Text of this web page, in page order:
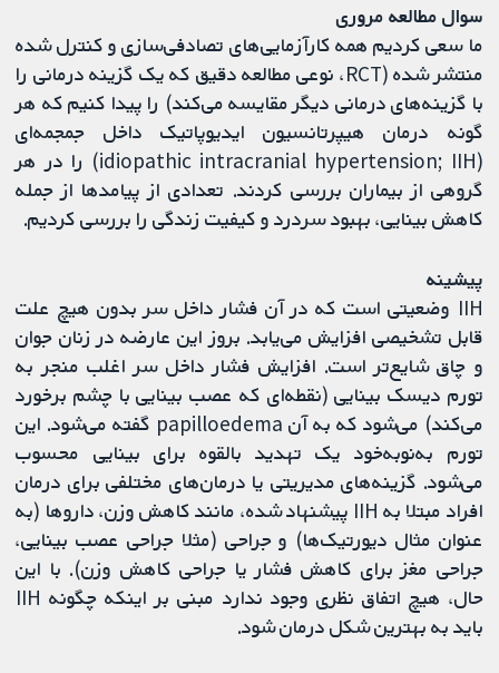
سوال مطالعه مروری
ما سعی کردیم همه کارآزمایی‌های تصادفی‌سازی و کنترل شده
منتشر شده (RCT، نوعی مطالعه دقیق که یک گزینه درمانی را
با گزینه‌های درمانی دیگر مقایسه می‌کند) را پیدا کنیم که هر
گونه درمان هیپرتانسیون ایدیوپاتیک داخل جمجمه‌ای
(idiopathic intracranial hypertension; IIH) را در هر
گروهی از بیماران بررسی کردند. تعدادی از پیامدها از جمله
کاهش بینایی، بهبود سردرد و کیفیت زندگی را بررسی کردیم.
پیشینه
IIH وضعیتی است که در آن فشار داخل سر بدون هیچ علت
قابل تشخیصی افزایش می‌یابد. بروز این عارضه در زنان جوان
و چاق شایع‌تر است. افزایش فشار داخل سر اغلب منجر به
تورم دیسک بینایی (نقطه‌ای که عصب بینایی با چشم برخورد
می‌کند) می‌شود که به آن papilloedema گفته می‌شود. این
تورم به‌نوبه‌خود یک تهدید بالقوه برای بینایی محسوب
می‌شود. گزینه‌های مدیریتی یا درمان‌های مختلفی برای درمان
افراد مبتلا به IIH پیشنهاد شده، مانند کاهش وزن، داروها (به
عنوان مثال دیورتیک‌ها) و جراحی (مثلا جراحی عصب بینایی،
جراحی مغز برای کاهش فشار یا جراحی کاهش وزن). با این
حال، هیچ اتفاق نظری وجود ندارد مبنی بر اینکه چگونه IIH
باید به بهترین شکل درمان شود.